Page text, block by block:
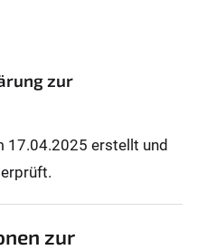
zur
17.04.2025 erstellt und
zur